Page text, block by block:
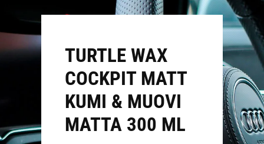
TURTLE WAX
COCKPIT MATT
KUMI & MUOVI
MATTA 300 ML